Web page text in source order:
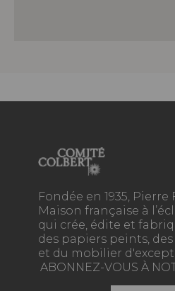
Fondée en 1935, Pierre
Maison française à
qui crée, édite et
des papiers peints,
et du mobilier
ABONNEZ-VOUS À